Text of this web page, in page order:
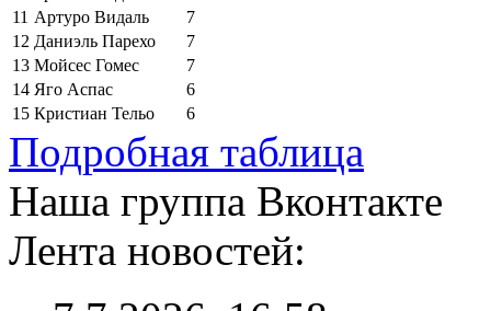
11 Артуро Видаль
7
12 Даниэль Парехо
7
13 Мойсес Гомес
7
14 Яго Аспас
6
15 Кристиан Тельо 6
Подробная таблица
Наша группа Вконтакте
Лента новостей: